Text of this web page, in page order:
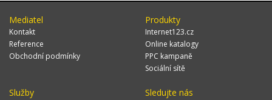
Mediatel
Kontakt
Reference
Obchodní podmínky
Produkty
Internet123.cz
Online katalogy
PPC kampaně
Sociální sítě
Služby Sledujte nás